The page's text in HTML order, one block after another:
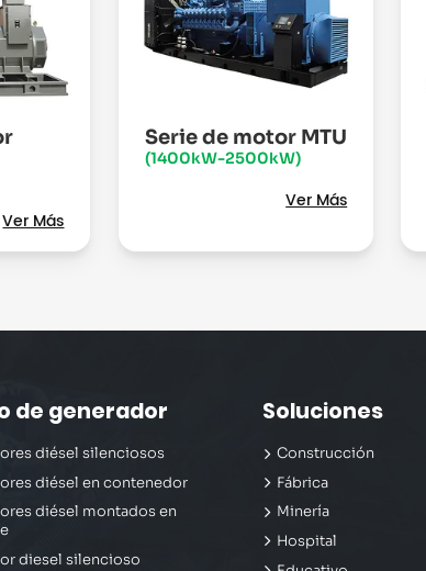
Ver Más
Serie de motor MTU
(1400kW-2500kW)
Ver Más
de generador
diésel silenciosos
diésel en contenedor
diésel montados en
diesel silencioso
Soluciones
Construcción
Fábrica
Minería
Hospital